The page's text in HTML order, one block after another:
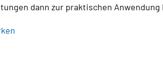
dann zur praktischen Anwendung